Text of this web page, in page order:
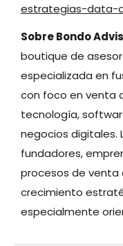
estrategias-data-
Sobre Bondo
boutique de
especializada en
con foco en venta
tecnología,
negocios digitales.
fundadores,
procesos de venta
crecimiento
especialmente